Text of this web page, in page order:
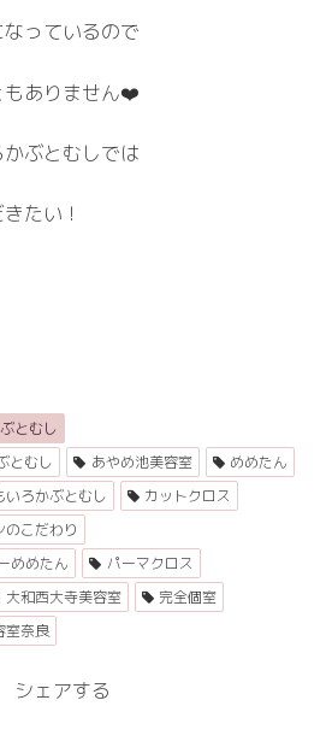
っているので
もありません❤️
ぶとむしでは
たい！
とむし
とむし
あやめ池美容室
めめたん
いろかぶとむし
カットクロス
のこだわり
めめたん
パーマクロス
大和西大寺美容室
完全個室
室奈良
シェアする